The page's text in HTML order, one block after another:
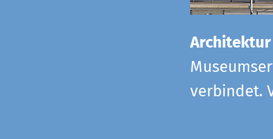
verbindet.